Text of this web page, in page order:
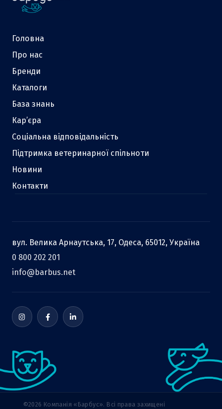
Головна
Про нас
Бренди
Каталоги
База знань
Кар’єра
Соціальна відповідальність
Підтримка ветеринарної спільноти
Новини
Контакти
вул. Велика Арнаутська, 17, Одеса, 65012, Україна
0 800 202 201
info@barbus.net
©2026 Компанія «Барбус». Всі права захищені